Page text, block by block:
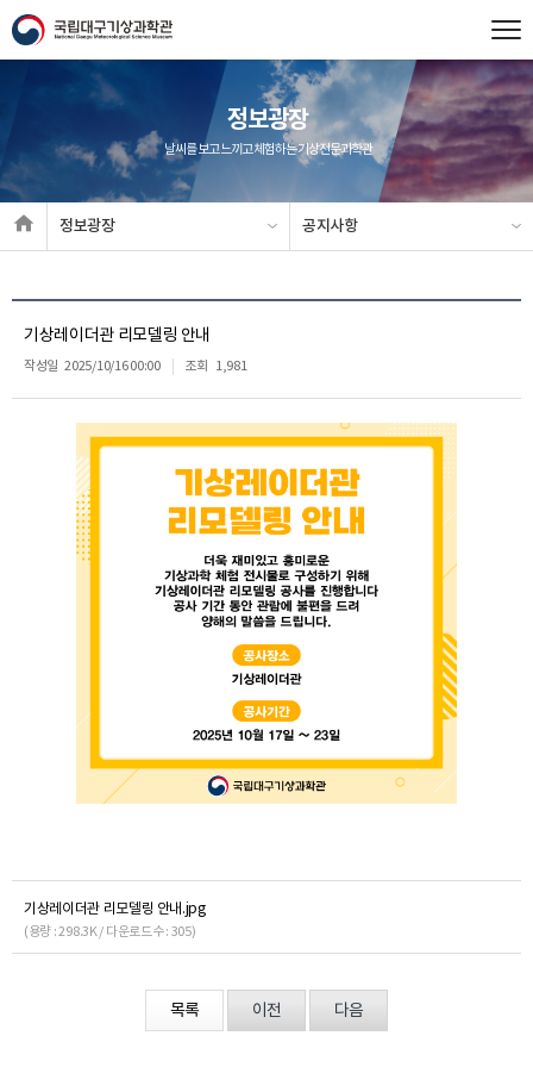
정보광장
날씨를 보고 느끼고 체험하는 기상전문과학관
정보광장 공지사항
기상레이더관 리모델링 안내
작성일 2025/10/16 00:00 조회 1,981
기상레이더관 리모델링 안내.jpg
(용량 : 298.3K / 다운로드수 : 305)
목록 이전 다음